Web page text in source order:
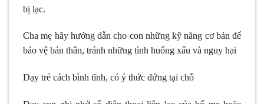
bị lạc.
Cha mẹ hãy hướng dẫn cho con những kỹ năng cơ bản để
bảo vệ bản thân, tránh những tình huống xấu và nguy hại
Dạy trẻ cách bình tĩnh, có ý thức đứng tại chỗ